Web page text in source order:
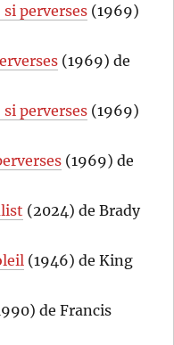
si perverses (1969)
(1969) de
si perverses (1969)
(1969) de
(2024) de Brady
(1946) de King
de Francis